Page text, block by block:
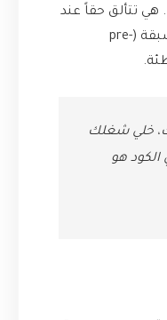
هي تتألق حقاً عند
التعامل مع الشروط المسبقة (pre-
خلي شغلك
هو